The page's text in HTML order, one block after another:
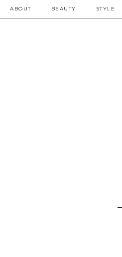
ABOUT BEAUTY STYLE